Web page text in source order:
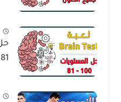
81 إلى 100